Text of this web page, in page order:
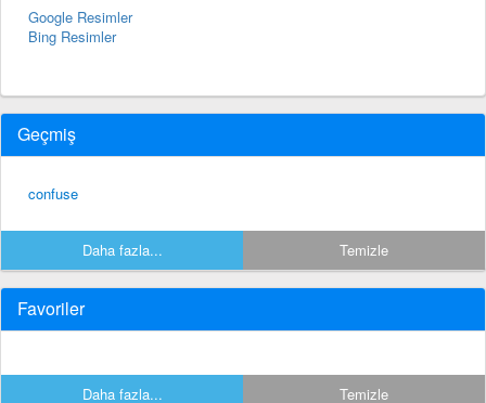
Google Resimler
Bing Resimler
Geçmiş
confuse
Daha fazla... Temizle
Favoriler
Daha fazla... Temizle